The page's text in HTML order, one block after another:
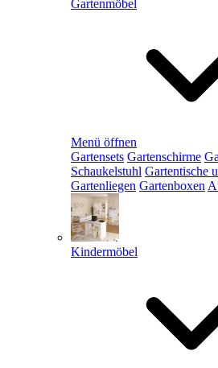
Gartenmöbel
Menü öffnen
Gartensets Gartenschirme
Schaukelstuhl Gartentische
Gartenliegen Gartenboxen
Kindermöbel